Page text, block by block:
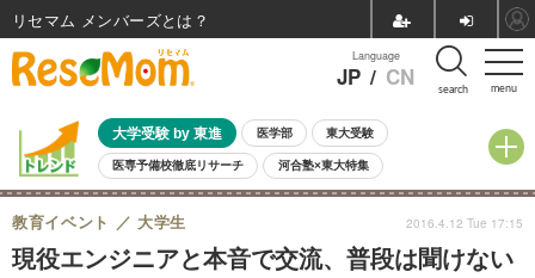
menu
Language
JP / CN search
大学受験 by 東進 医学部 東大受験
医専予備校徹底リサーチ 河合塾×東大特集
親子で考える大学選び 高校受験 中学受験 小学校受験
共通テスト 夏休み
8月開催イベント・WS 全国公立高校 過去問 人気記事
現役エンジニアと本音で交流、普段は聞けない
教育イベント 大学生 2016.4.12 Tue 17:15
リセマム メンバーズ